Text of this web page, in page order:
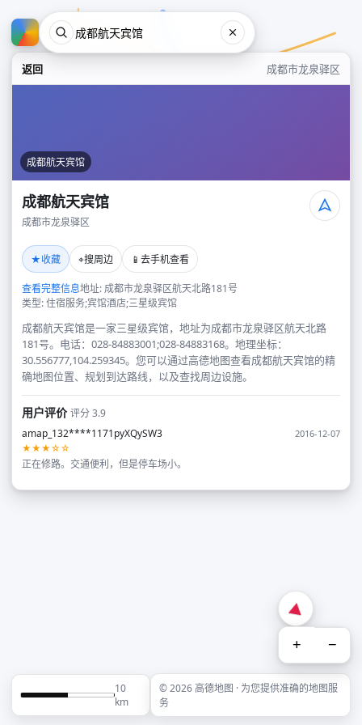
返回 成都市龙泉驿区
成都航天宾馆
成都航天宾馆
成都市龙泉驿区
★收藏 ⌖搜周边 📱 去手机查看
查看完整信息地址: 成都市龙泉驿区航天北路181号
类型: 住宿服务;宾馆酒店;三星级宾馆
成都航天宾馆是一家三星级宾馆，地址为成都市龙泉驿区航天北路
181号。电话：028-84883001;028-84883168。地理坐标：
30.556777,104.259345。您可以通过高德地图查看成都航天宾馆的精
确地图位置、规划到达路线，以及查找周边设施。
用户评价评分 3.9
amap_132****1171pyXQySW3
2016-12-07
★★★☆☆
正在修路。交通便利，但是停车场小。
+ −
10
km
© 2026 高德地图 · 为您提供准确的地图服
务